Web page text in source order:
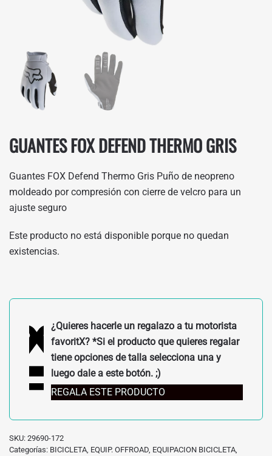
GUANTES FOX DEFEND THERMO GRIS
Guantes FOX Defend Thermo Gris Puño de neopreno
moldeado por compresión con cierre de velcro para un
ajuste seguro
Este producto no está disponible porque no quedan
existencias.
¿Quieres hacerle un regalazo a tu motorista
favoritX? *Si el producto que quieres regalar
tiene opciones de talla selecciona una y
luego dale a este botón. ;)
REGALA ESTE PRODUCTO
SKU: 29690-172
Categorías: BICICLETA, EQUIP. OFFROAD, EQUIPACION BICICLETA,